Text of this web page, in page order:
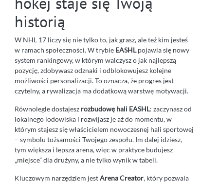
historią
W NHL 17 liczy się nie tylko to, jak grasz, ale też kim jesteś
w ramach społeczności. W trybie EASHLpojawia się nowy
system rankingowy, w którym walczysz o jak najlepszą
pozycję, zdobywasz odznaki i odblokowujesz kolejne
możliwości personalizacji. To oznacza, że progres jest
czytelny, a rywalizacja ma dodatkową warstwę motywacji.
Równolegle dostajesz rozbudowę hali EASHL: zaczynasz od
lokalnego lodowiska i rozwijasz je aż do momentu, w
którym stajesz się właścicielem nowoczesnej hali sportowej
– symbolu tożsamości Twojego zespołu. Im dalej idziesz,
tym większa i lepsza arena, więc w praktyce budujesz
„miejsce” dla drużyny, a nie tylko wynik w tabeli.
Kluczowym narzędziem jestArena Creator, który pozwala